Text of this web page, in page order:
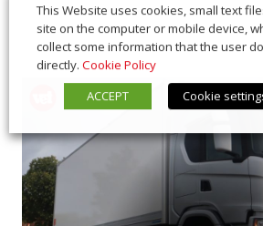
This Website uses cookies, small text
site on the computer or mobile device,
collect some information that the user
directly. Cookie Policy
ACCEPT
Cookie